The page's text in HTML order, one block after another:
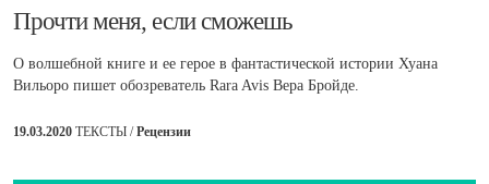
​Прочти меня, если сможешь
О волшебной книге и ее герое в фантастической истории Хуана
Вильоро пишет обозреватель Rara Avis Вера Бройде.
19.03.2020 ТЕКСТЫ /Рецензии